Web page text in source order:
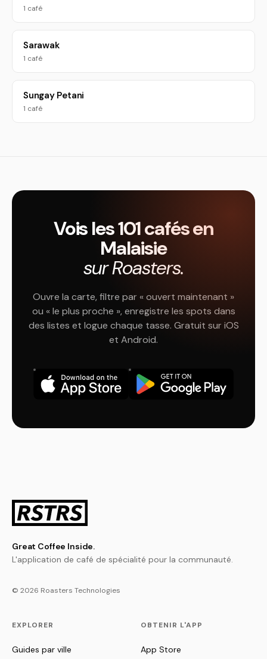
1 café
Sarawak
1 café
Sungay Petani
1 café
Vois les 101 cafés en
Malaisie
sur Roasters.
Ouvre la carte, filtre par « ouvert maintenant »
ou « le plus proche », enregistre les spots dans
des listes et logue chaque tasse. Gratuit sur iOS
et Android.
Great Coffee Inside.
L'application de café de spécialité pour la communauté.
© 2026 Roasters Technologies
EXPLORER
Guides par ville
OBTENIR L'APP
App Store